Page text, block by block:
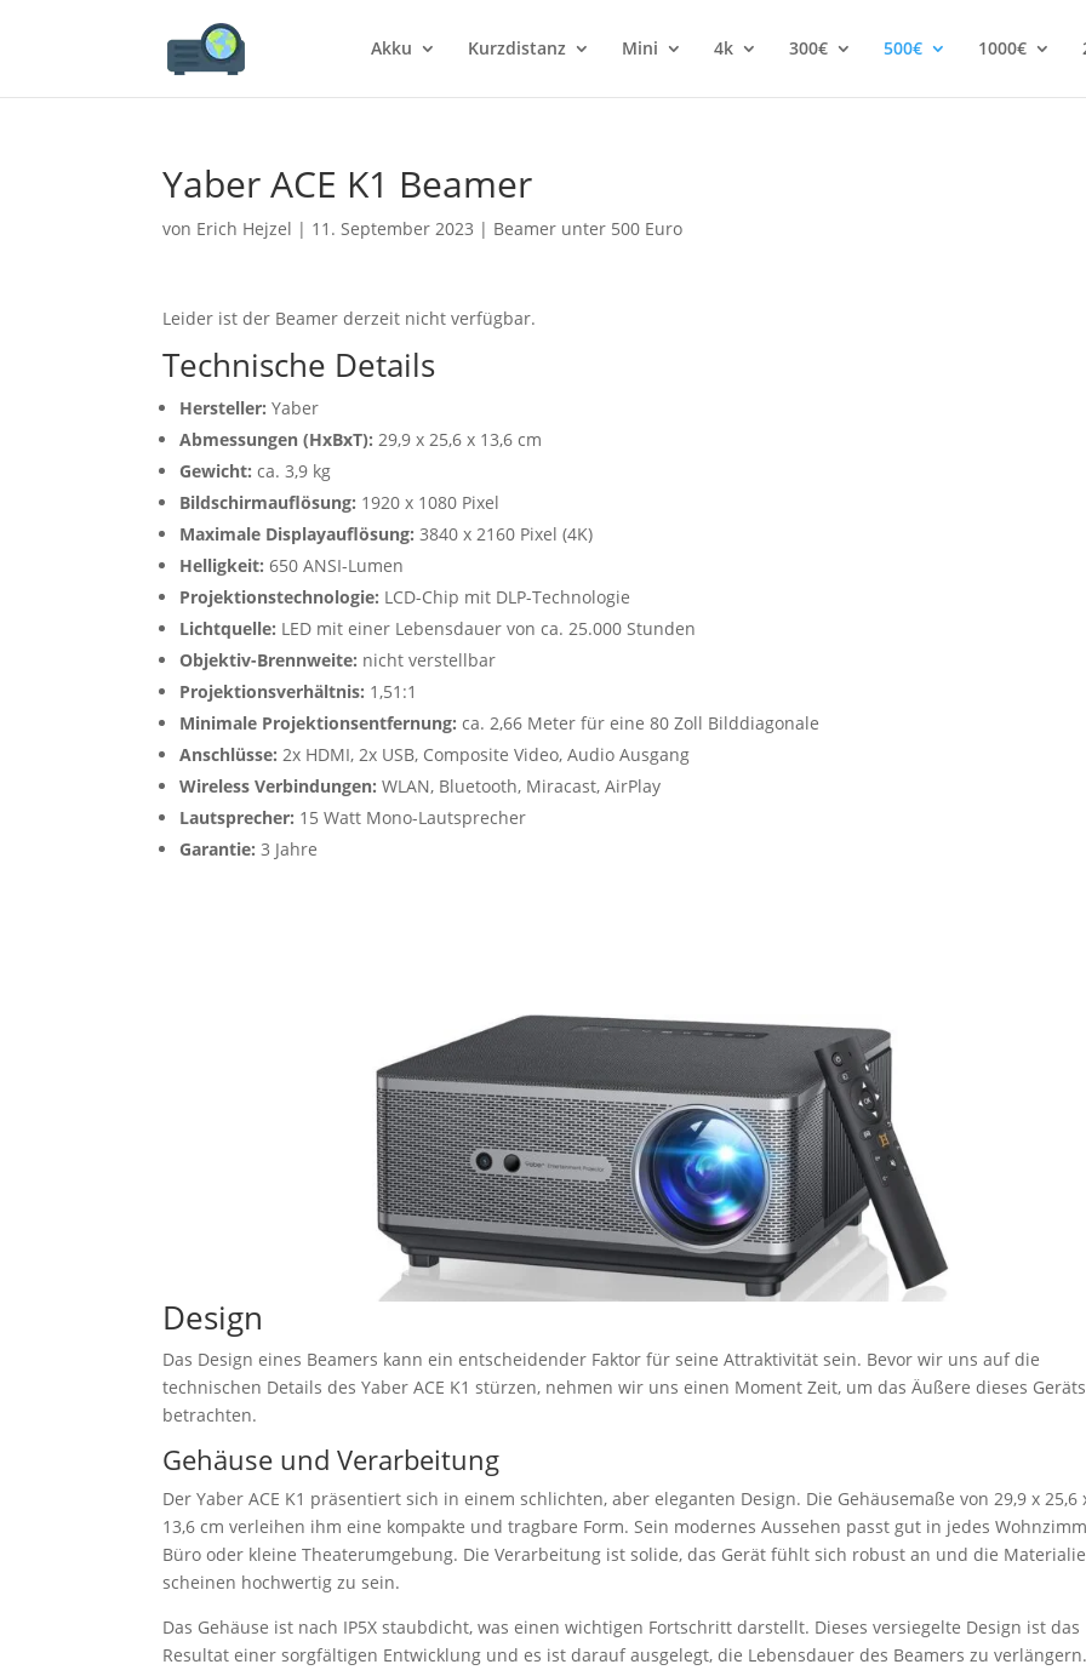
Akku Kurzdistanz Mini 4k 300€ 500€ 1000€
Yaber ACE K1 Beamer
von Erich Hejzel | 11. September 2023 | Beamer unter 500 Euro
Leider ist der Beamer derzeit nicht verfügbar.
Technische Details
Hersteller: Yaber
Abmessungen (HxBxT): 29,9 x 25,6 x 13,6 cm
Gewicht: ca. 3,9 kg
Bildschirmauflösung: 1920 x 1080 Pixel
Maximale Displayauflösung: 3840 x 2160 Pixel (4K)
Helligkeit: 650 ANSI-Lumen
Projektionstechnologie: LCD-Chip mit DLP-Technologie
Lichtquelle: LED mit einer Lebensdauer von ca. 25.000 Stunden
Objektiv-Brennweite: nicht verstellbar
Projektionsverhältnis: 1,51:1
Minimale Projektionsentfernung: ca. 2,66 Meter für eine 80 Zoll Bilddiagonale
Anschlüsse: 2x HDMI, 2x USB, Composite Video, Audio Ausgang
Wireless Verbindungen: WLAN, Bluetooth, Miracast, AirPlay
Lautsprecher: 15 Watt Mono-Lautsprecher
Garantie: 3 Jahre
Design
Das Design eines Beamers kann ein entscheidender Faktor für seine Attraktivität sein. Bevor wir uns auf die
technischen Details des Yaber ACE K1 stürzen, nehmen wir uns einen Moment Zeit, um das Äußere dieses
betrachten.
Gehäuse und Verarbeitung
Der Yaber ACE K1 präsentiert sich in einem schlichten, aber eleganten Design. Die Gehäusemaße von 29,9 x 25,6
13,6 cm verleihen ihm eine kompakte und tragbare Form. Sein modernes Aussehen passt gut in jedes
Büro oder kleine Theaterumgebung. Die Verarbeitung ist solide, das Gerät fühlt sich robust an und die
scheinen hochwertig zu sein.
Das Gehäuse ist nach IP5X staubdicht, was einen wichtigen Fortschritt darstellt. Dieses versiegelte Design ist das
Resultat einer sorgfältigen Entwicklung und es ist darauf ausgelegt, die Lebensdauer des Beamers zu